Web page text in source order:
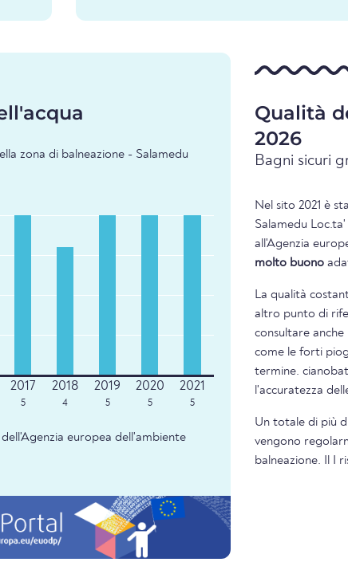
zona di balneazione - Salamedu
5 4 5 5 5
europea dell'ambiente
Qualità
2026
Bagni sicuri
Nel sito 2021 è
Salamedu
all'Agenzia
molto buono
La qualità
altro punto di
consultare
come le forti
termine.
l'accuratezza
Un totale di più
vengono
balneazione. Il I